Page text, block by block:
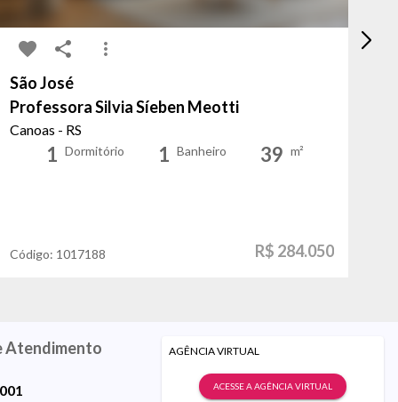
São José
Professora Silvia Síeben Meotti
Canoas - RS
1 Dormitório 1 Banheiro 39 m²
Código: 1017188 R$ 284.050
Atendimento AGÊNCIA VIRTUAL
ACESSE A AGÊNCIA VIRTUAL